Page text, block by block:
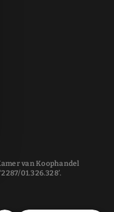
van Koophandel
01.326.328’.